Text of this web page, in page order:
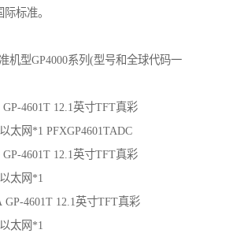
标准。
机型GP4000系列(型号和全球代码一
GP-4601T 12.1英寸TFT真彩
太网*1 PFXGP4601TADC
GP-4601T 12.1英寸TFT真彩
太网*1
GP-4601T 12.1英寸TFT真彩
太网*1